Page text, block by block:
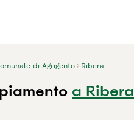
di Agrigento Ribera
a Ribera